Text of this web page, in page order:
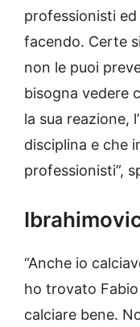
professionisti
facendo. Certe
non le puoi
bisogna vedere
la sua reazione,
disciplina e che
professionisti”,
“Anche io
ho trovato Fabio
calciare bene.